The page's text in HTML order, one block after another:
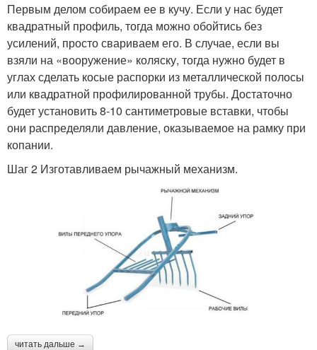
Первым делом собираем ее в кучу. Если у нас будет
квадратный профиль, тогда можно обойтись без
усилений, просто свариваем его. В случае, если вы
взяли на «вооружение» коляску, тогда нужно будет в
углах сделать косые распорки из металлической полосы
или квадратной профилированной трубы. Достаточно
будет установить 8-10 сантиметровые вставки, чтобы
они распределяли давление, оказываемое на рамку при
копании.
Шаг 2 Изготавливаем рычажный механизм.
читать дальше →